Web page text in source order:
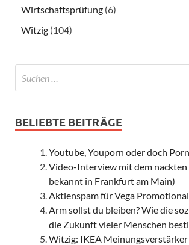
Wirtschaftsprüfung (6)
Witzig (104)
BELIEBTE BEITRÄGE
Youtube, Youporn oder doch
Video-Interview mit dem nackten
bekannt in Frankfurt am Main)
Aktienspam für Vega
Arm sollst du bleiben? Wie die
die Zukunft vieler Menschen
Witzig: IKEA Meinungsverstärker